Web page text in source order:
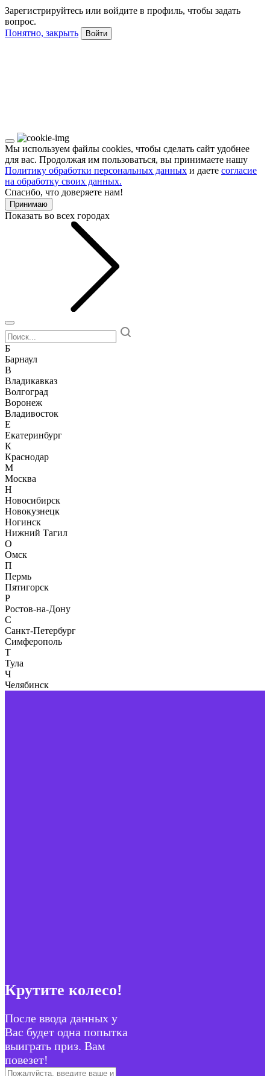
Зарегистрируйтесь или войдите в профиль, чтобы задать
вопрос.
Понятно, закрыть
Войти
Мы используем файлы cookies, чтобы сделать сайт удобнее
для вас. Продолжая им пользоваться, вы принимаете нашу
Политику обработки персональных данных и даете согласие
на обработку своих данных.
Спасибо, что доверяете нам!
Принимаю
Показать во всех городах
Б
Барнаул
В
Владикавказ
Волгоград
Воронеж
Владивосток
Е
Екатеринбург
К
Краснодар
М
Москва
Н
Новосибирск
Новокузнецк
Ногинск
Нижний Тагил
О
Омск
П
Пермь
Пятигорск
Р
Ростов-на-Дону
С
Санкт-Петербург
Симферополь
Т
Тула
Ч
Челябинск
Крутите колесо!
После ввода данных у
Вас будет одна попытка
выиграть приз. Вам
повезет!